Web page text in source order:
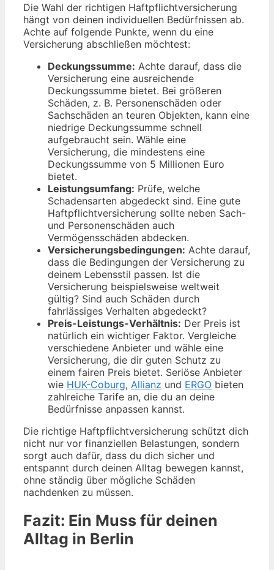
Die Wahl der richtigen Haftpflichtversicherung
hängt von deinen individuellen Bedürfnissen ab.
Achte auf folgende Punkte, wenn du eine
Versicherung abschließen möchtest:
Deckungssumme: Achte darauf, dass die
Versicherung eine ausreichende
Deckungssumme bietet. Bei größeren
Schäden, z. B. Personenschäden oder
Sachschäden an teuren Objekten, kann eine
niedrige Deckungssumme schnell
aufgebraucht sein. Wähle eine
Versicherung, die mindestens eine
Deckungssumme von 5 Millionen Euro
bietet.
Leistungsumfang: Prüfe, welche
Schadensarten abgedeckt sind. Eine gute
Haftpflichtversicherung sollte neben Sach-
und Personenschäden auch
Vermögensschäden abdecken.
Versicherungsbedingungen: Achte darauf,
dass die Bedingungen der Versicherung zu
deinem Lebensstil passen. Ist die
Versicherung beispielsweise weltweit
gültig? Sind auch Schäden durch
fahrlässiges Verhalten abgedeckt?
Preis-Leistungs-Verhältnis: Der Preis ist
natürlich ein wichtiger Faktor. Vergleiche
verschiedene Anbieter und wähle eine
Versicherung, die dir guten Schutz zu
einem fairen Preis bietet. Seriöse Anbieter
wie HUK-Coburg, Allianz und ERGO bieten
zahlreiche Tarife an, die du an deine
Bedürfnisse anpassen kannst.
Die richtige Haftpflichtversicherung schützt dich
nicht nur vor finanziellen Belastungen, sondern
sorgt auch dafür, dass du dich sicher und
entspannt durch deinen Alltag bewegen kannst,
ohne ständig über mögliche Schäden
nachdenken zu müssen.
Fazit: Ein Muss für deinen
Alltag in Berlin